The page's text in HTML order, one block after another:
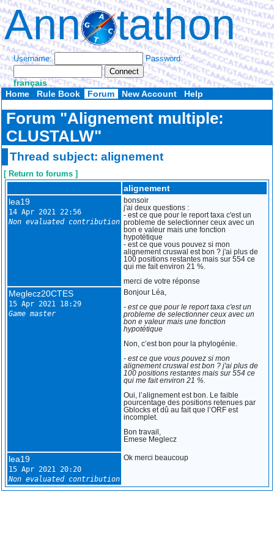
Ann tathon
Username: Password:
français
Home
Rule Book Forum New Account Help
Forum "Alignement multiple:
CLUSTALW"
Thread subject: alignement
[ Return to forums ]
alignement
lea19
14 Apr 2021 22:56
Non evaluated contribution
bonsoir
j'ai deux questions :
- est ce que pour le report taxa c'est un
probleme de selectionner ceux avec un
bon e valeur mais une fonction
hypotétique
- est ce que vous pouvez si mon
alignement cruswal est bon ? j'ai plus de
100 positions restantes mais sur 554 ce
qui me fait environ 21 %.
merci de votre réponse
Meglecz20CTES
15 Apr 2021 18:29
Game master
Bonjour Léa,
- est ce que pour le report taxa c'est un
probleme de selectionner ceux avec un
bon e valeur mais une fonction
hypotétique
Non, c’est bon pour la phylogénie.
- est ce que vous pouvez si mon
alignement cruswal est bon ? j'ai plus de
100 positions restantes mais sur 554 ce
qui me fait environ 21 %.
Oui, l’alignement est bon. Le faible
pourcentage des positions retenues par
Gblocks et dû au fait que l’ORF est
incomplet.
Bon travail,
Emese Meglecz
lea19
15 Apr 2021 20:20
Non evaluated contribution
Ok merci beaucoup